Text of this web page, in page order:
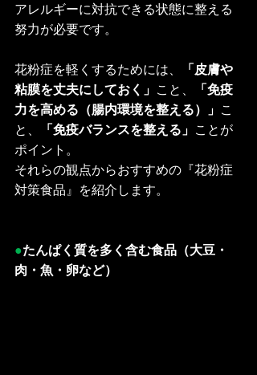
アレルギーに対抗できる状態に整える
努力が必要です。
花粉症を軽くするためには、
「皮膚や
粘膜を丈夫にしておく」 こと、
「免疫
力を高める（腸内環境を整える）」 こ
と、
「免疫バランスを整える」 ことが
ポイント。
それらの観点からおすすめの『花粉症
対策食品』を紹介します。
●たんぱく質を多く含む食品（大豆・
肉・魚・卵など）